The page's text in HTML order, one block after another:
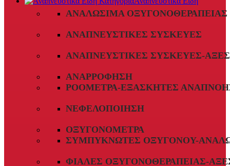
ΑΝΑΛΏΣΙΜΑ ΟΞΥΓΟΝΟΘΕΡΑΠΕΊΑΣ
ΑΝΑΠΝΕΥΣΤΙΚΈΣ ΣΥΣΚΕΥΈΣ
ΑΝΑΠΝΕΥΣΤΙΚΈΣ ΣΥΣΚΕΥΈΣ-
ΑΝΑΡΡΌΦΗΣΗ
ΡΟΌΜΕΤΡΑ-ΕΞΑΣΚΗΤΈΣ
ΝΕΦΕΛΟΠΟΊΗΣΗ
ΟΞΥΓΟΝΌΜΕΤΡΑ
ΣΥΜΠΥΚΝΩΤΈΣ ΟΞΥΓΌΝΟΥ-
ΦΙΆΛΕΣ ΟΞΥΓΟΝΟΘΕΡΑΠΕΊΑΣ-